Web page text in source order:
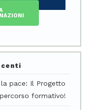
pace: Il Progetto
formativo!